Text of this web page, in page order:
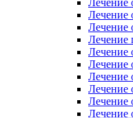
Лечение
Лечение
Лечение
Лечение
Лечение
Лечение
Лечение
Лечение
Лечение
Лечение